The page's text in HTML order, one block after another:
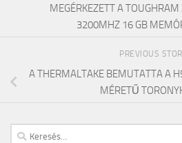
MEGÉRKEZETT A
3200MHZ 16 GB
PREVIOUS
A THERMALTAKE BEMUTATTA A
MÉRETŰ
Keresés: